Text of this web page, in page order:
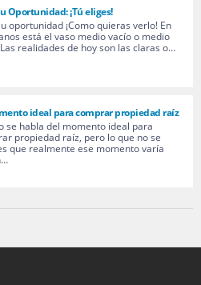
Oportunidad: ¡Tú eliges!
oportunidad ¡Como quieras verlo! En
está el vaso medio vacío o medio
realidades de hoy son las claras o…
ideal para comprar propiedad raíz
se habla del momento ideal para
propiedad raíz, pero lo que no se
que realmente ese momento varía